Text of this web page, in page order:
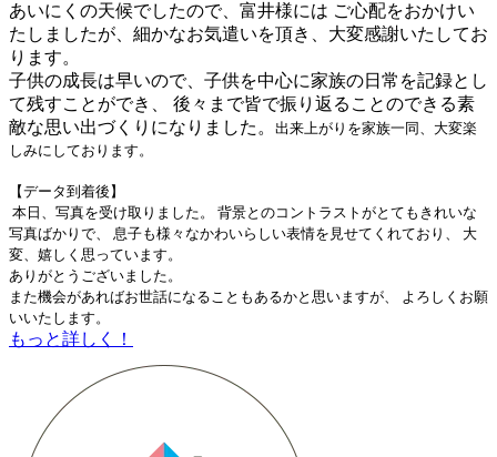
あいにくの天候でしたので、富井様には ご心配をおかけい
たしましたが、細かなお気遣いを頂き、大変感謝いたしてお
ります。
子供の成長は早いので、子供を中心に家族の日常を記録とし
て残すことができ、 後々まで皆で振り返ることのできる素
敵な思い出づくりになりました。 出来上がりを家族一同、大変楽
しみにしております。
【データ到着後】
本日、写真を受け取りました。 背景とのコントラストがとてもきれいな
写真ばかりで、 息子も様々なかわいらしい表情を見せてくれており、 大
変、嬉しく思っています。
ありがとうございました。
また機会があればお世話になることもあるかと思いますが、 よろしくお願
いいたします。
もっと詳しく！